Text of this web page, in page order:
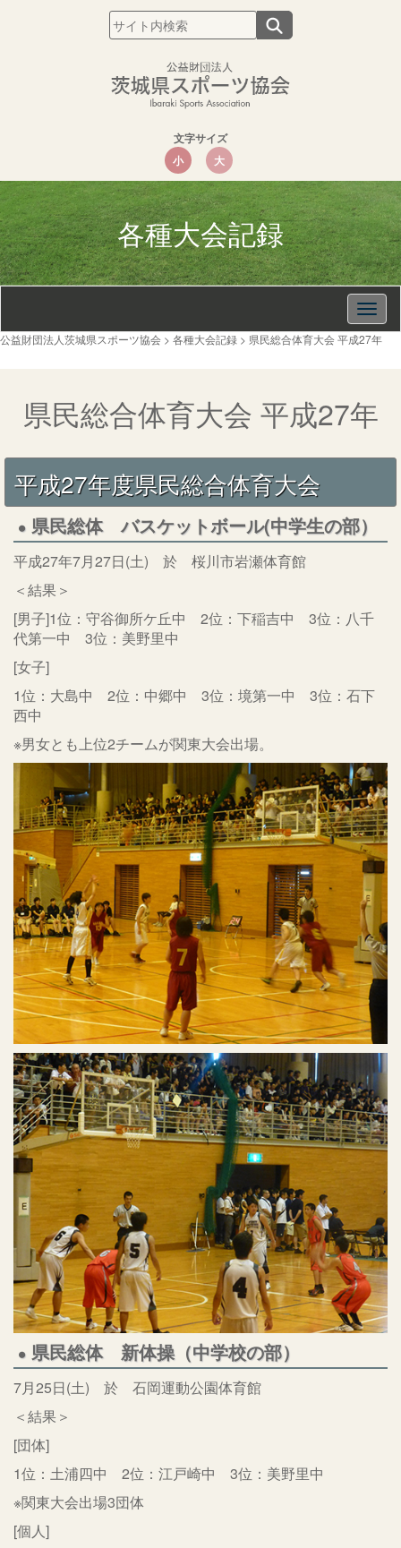
文字サイズ
小
大
各種大会記録
公益財団法人茨城県スポーツ協会 > 各種大会記録 > 県民総合体育大会 平成27年
県民総合体育大会 平成27年
平成27年度県民総合体育大会
県民総体 バスケットボール(中学生の部）
平成27年7月27日(土) 於 桜川市岩瀬体育館
＜結果＞
[男子]1位：守谷御所ケ丘中 2位：下稲吉中 3位：八千
代第一中 3位：美野里中
[女子]
1位：大島中 2位：中郷中 3位：境第一中 3位：石下
西中
※男女とも上位2チームが関東大会出場。
県民総体 新体操（中学校の部）
7月25日(土) 於 石岡運動公園体育館
＜結果＞
[団体]
1位：土浦四中 2位：江戸崎中 3位：美野里中
※関東大会出場3団体
[個人]